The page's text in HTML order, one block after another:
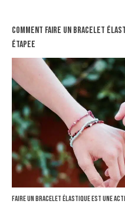
Comment Faire un Bracelet
Étapee
Faire un bracelet élastique est une